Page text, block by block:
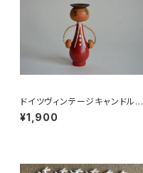
ドイツヴィンテージキャンドルホ
ルダーにっこり赤
¥1,900